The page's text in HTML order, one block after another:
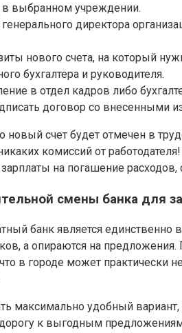
выбранном учреждении.
директора
нового счета, на который
бухгалтера и руководителя.
в отдел кадров либо
договор со внесенными
новый счет будет отмечен в
комиссий от
на погашение
смены банка для
банк является
а опираются на
в городе может
максимально удобный
дорогу к выгодным